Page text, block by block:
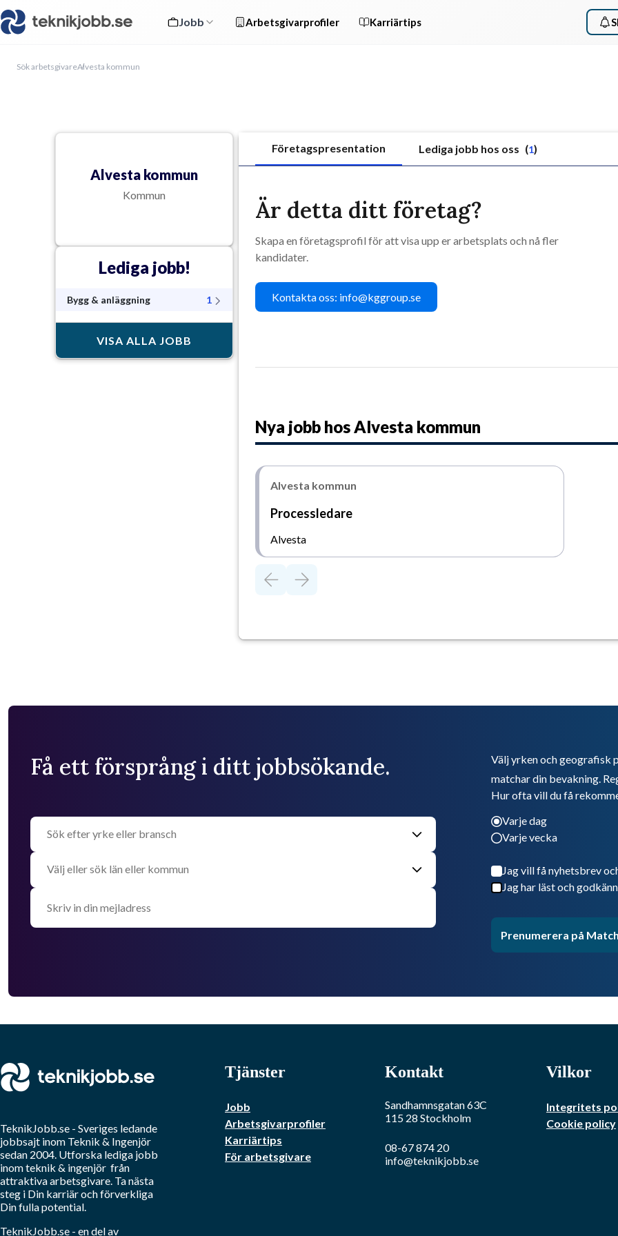
Jobb Arbetsgivarprofiler Karriärtips
Sök arbetsgivareAlvesta kommun
Alvesta kommun
Kommun
Lediga jobb!
Bygg & anläggning 1
VISA ALLA JOBB
Företagspresentation Lediga jobb hos oss (1)
Är detta ditt företag?
Skapa en företagsprofil för att visa upp er arbetsplats och nå fler
kandidater.
Kontakta oss: info@kggroup.se
Nya jobb hosAlvesta kommun
Alvesta kommun
Processledare
Alvesta
Få ett försprång i ditt jobbsökande.
Välj yrken och geografisk
matchar din bevakning.
Hur ofta vill du få
Varje dag
Varje vecka
Jag vill få nyhetsbrev
Jag har läst och
Prenumerera på
TeknikJobb.se - Sveriges ledande
jobbsajt inom Teknik & Ingenjör
sedan 2004. Utforska lediga jobb
inomteknik & ingenjör från
attraktiva arbetsgivare. Ta nästa
steg i Din karriär och förverkliga
Din fulla potential.
TeknikJobb.se - en del av
Tjänster
Jobb
Arbetsgivarprofiler
Karriärtips
För arbetsgivare
Kontakt
Sandhamnsgatan 63C
115 28 Stockholm
08-67 874 20
info@teknikjobb.se
Vilkor
Integritets
Cookie policy